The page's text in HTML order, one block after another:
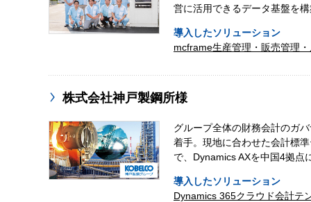
営に活用できるデータ基盤を
導入したソリューション
mcframe生産管理・販売管理
株式会社神戸製鋼所様
グループ全体の財務会計のガ
着手。現地に合わせた会計標
で、Dynamics AXを中国4拠点
導入したソリューション
Dynamics 365クラウド会計テ